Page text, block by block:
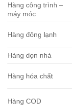
Hàng công trình –
máy móc
Hàng đông lạnh
Hàng dọn nhà
Hàng hóa chất
Hàng COD